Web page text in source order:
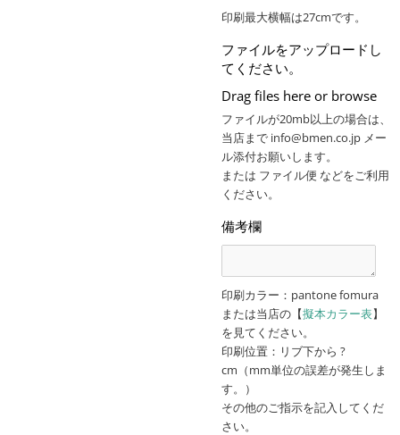
印刷最大横幅は27cmです。
ファイルをアップロードし
てください。
Drag files here or browse
ファイルが20mb以上の場合は、
当店まで info@bmen.co.jp メー
ル添付お願いします。
または ファイル便 などをご利用
ください。
備考欄
印刷カラー：pantone fomura
または当店の【擬本カラー表】
を見てください。
印刷位置：リブ下から ?
cm（mm単位の誤差が発生しま
す。）
その他のご指示を記入してくだ
さい。